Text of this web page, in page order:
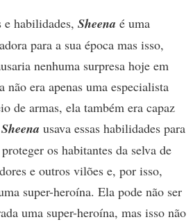
e habilidades, Sheena é uma
para a sua época mas isso,
nenhuma surpresa hoje em
era apenas uma especialista
de armas, ela também era capaz
Sheena usava essas habilidades para
os habitantes da selva de
e outros vilões e, por isso,
super-heroína. Ela pode não ser
uma super-heroína, mas isso não